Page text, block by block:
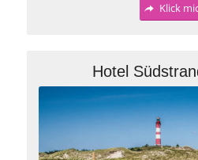
Klick
Hotel